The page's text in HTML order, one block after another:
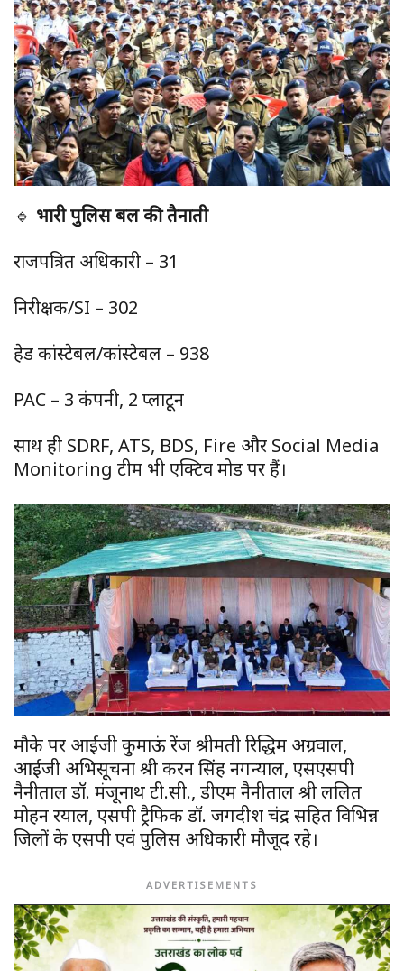
🔹 भारी पुलिस बल की तैनाती
राजपत्रित अधिकारी – 31
निरीक्षक/SI – 302
हेड कांस्टेबल/कांस्टेबल – 938
PAC – 3 कंपनी, 2 प्लाटून
साथ ही SDRF, ATS, BDS, Fire और Social Media
Monitoring टीम भी एक्टिव मोड पर हैं।
मौके पर आईजी कुमाऊं रेंज श्रीमती रिद्धिम अग्रवाल,
आईजी अभिसूचना श्री करन सिंह नगन्याल, एसएसपी
नैनीताल डॉ. मंजूनाथ टी.सी., डीएम नैनीताल श्री ललित
मोहन रयाल, एसपी ट्रैफिक डॉ. जगदीश चंद्र सहित विभिन्न
जिलों के एसपी एवं पुलिस अधिकारी मौजूद रहे।
ADVERTISEMENTS